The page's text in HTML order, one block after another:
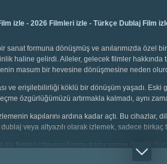
izle - 2026 Filmleri izle - Türkçe Dublaj Film
formuna dönüşmüş ve anılarımızda
haline gelirdi. Aileler, gelecek filmler
masum bir hevesine dönüşmesine neden
ve erişilebilirliği köklü bir dönüşüm yaşadı.
özgürlüğümüzü artırmakla kalmadı, aynı
kapılarını ardına kadar açtı. Bu
veya altyazılı olarak izlemek, sadece birkaç
tür filmleri izleyeceğimize karar verme
animasyonlar, gençler için aksiyon dolu